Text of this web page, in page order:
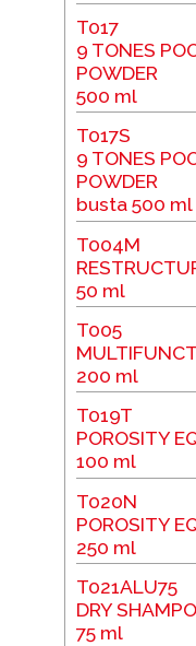
T017
9 TONES
POWDER
500 ml
T017S
9 TONES
POWDER
busta 500 ml
T004M
50 ml
T005
200 ml
T019T
POROSITY
100 ml
T020N
POROSITY
250 ml
T021ALU75
DRY
75 ml